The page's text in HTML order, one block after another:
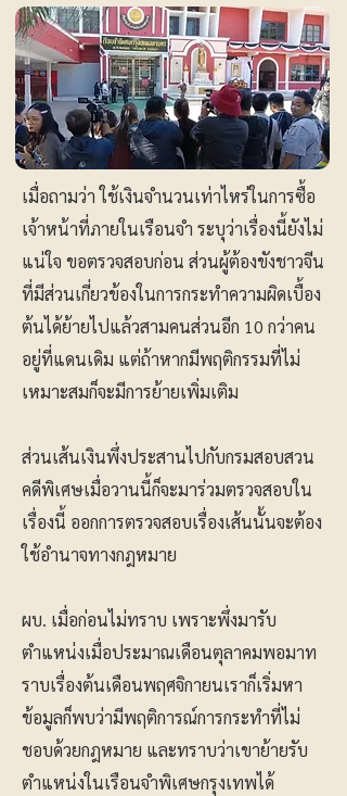
เมื่อถามว่า ใช้เงินจำนวนเท่าไหร่ในการซื้อ
เจ้าหน้าที่ภายในเรือนจำ ระบุว่าเรื่องนี้ยังไม่
แน่ใจ ขอตรวจสอบก่อน ส่วนผู้ต้องขังชาวจีน
ที่มีส่วนเกี่ยวข้องในการกระทำความผิดเบื้อง
ต้นได้ย้ายไปแล้วสามคนส่วนอีก 10 กว่าคน
อยู่ที่แดนเดิม แต่ถ้าหากมีพฤติกรรมที่ไม่
เหมาะสมก็จะมีการย้ายเพิ่มเติม
ส่วนเส้นเงินพึ่งประสานไปกับกรมสอบสวน
คดีพิเศษเมื่อวานนี้ก็จะมาร่วมตรวจสอบใน
เรื่องนี้ ออกการตรวจสอบเรื่องเส้นนั้นจะต้อง
ใช้อำนาจทางกฎหมาย
ผบ. เมื่อก่อนไม่ทราบ เพราะพึ่งมารับ
ตำแหน่งเมื่อประมาณเดือนตุลาคมพอมาท
ราบเรื่องต้นเดือนพฤศจิกายนเราก็เริ่มหา
ข้อมูลก็พบว่ามีพฤติการณ์การกระทำที่ไม่
ชอบด้วยกฎหมาย และทราบว่าเขาย้ายรับ
ตำแหน่งในเรือนจำพิเศษกรุงเทพได้